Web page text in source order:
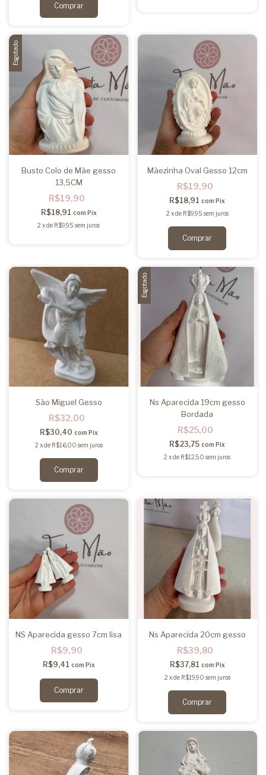
Esgotado
Busto Colo de Mãe gesso
13,5CM
R$19,90
R$18,91 com Pix
2 xde R$9,95 sem juros
Mãezinha Oval Gesso 12cm
R$19,90
R$18,91com Pix
2 xde R$9,95 sem juros
São Miguel Gesso
R$32,00
R$30,40 com Pix
2 xde R$16,00 sem juros
Esgotado
Ns Aparecida 19cm gesso
Bordada
R$25,00
R$23,75com Pix
2 xde R$12,50 sem juros
NS Aparecida gesso 7cm lisa
R$9,90
R$9,41 com Pix
Ns Aparecida 20cm gesso
R$39,80
R$37,81 com Pix
2 xde R$19,90 sem juros